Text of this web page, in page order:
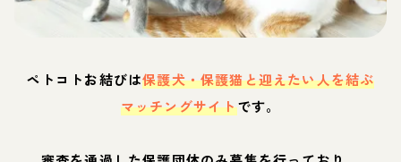
ペトコトお結びは保護犬・保護猫と迎えたい人を結ぶ
マッチングサイトです。